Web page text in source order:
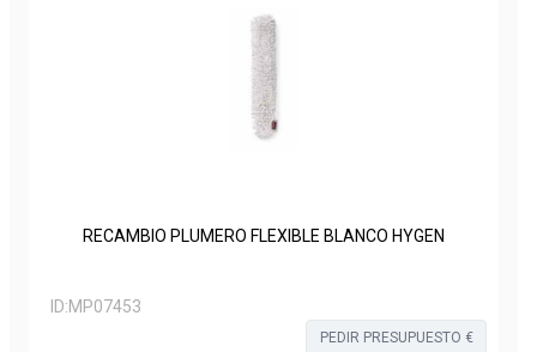
RECAMBIO PLUMERO FLEXIBLE BLANCO HYGEN
ID:MP07453
PEDIR PRESUPUESTO €